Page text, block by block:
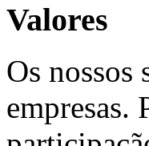
Valores
Os nossos
empresas.